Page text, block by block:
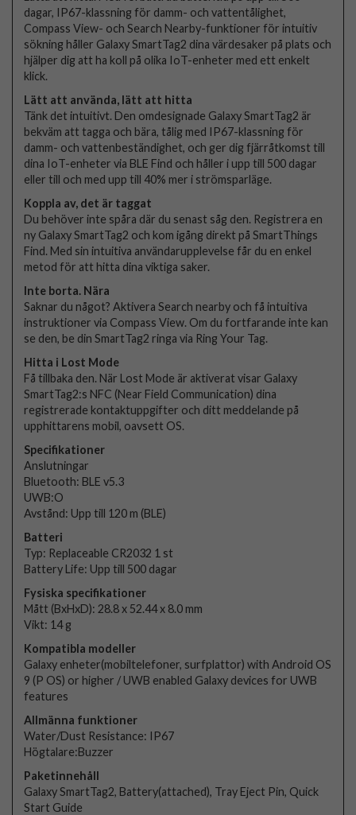
dagar, IP67-klassning för damm- och vattentålighet,
Compass View- och Search Nearby-funktioner för intuitiv
sökning håller Galaxy SmartTag2 dina värdesaker på plats och
hjälper dig att ha koll på olika IoT-enheter med ett enkelt
klick.
Lätt att använda, lätt att hitta
Tänk det intuitivt. Den omdesignade Galaxy SmartTag2 är
bekväm att tagga och bära, tålig med IP67-klassning för
damm- och vattenbeständighet, och ger dig fjärråtkomst till
dina IoT-enheter via BLE Find och håller i upp till 500 dagar
eller till och med upp till 40% mer i strömsparläge.
Koppla av, det är taggat
Du behöver inte spåra där du senast såg den. Registrera en
ny Galaxy SmartTag2 och kom igång direkt på SmartThings
Find. Med sin intuitiva användarupplevelse får du en enkel
metod för att hitta dina viktiga saker.
Inte borta. Nära
Saknar du något? Aktivera Search nearby och få intuitiva
instruktioner via Compass View. Om du fortfarande inte kan
se den, be din SmartTag2 ringa via Ring Your Tag.
Hitta i Lost Mode
Få tillbaka den. När Lost Mode är aktiverat visar Galaxy
SmartTag2:s NFC (Near Field Communication) dina
registrerade kontaktuppgifter och ditt meddelande på
upphittarens mobil, oavsett OS.
Specifikationer
Anslutningar
Bluetooth: BLE v5.3
UWB:O
Avstånd: Upp till 120 m (BLE)
Batteri
Typ: Replaceable CR2032 1 st
Battery Life: Upp till 500 dagar
Fysiska specifikationer
Mått (BxHxD): 28.8 x 52.44 x 8.0 mm
Vikt: 14 g
Kompatibla modeller
Galaxy enheter(mobiltelefoner, surfplattor) with Android OS
9 (P OS) or higher / UWB enabled Galaxy devices for UWB
features
Allmänna funktioner
Water/Dust Resistance: IP67
Högtalare:Buzzer
Paketinnehåll
Galaxy SmartTag2, Battery(attached), Tray Eject Pin, Quick
Start Guide